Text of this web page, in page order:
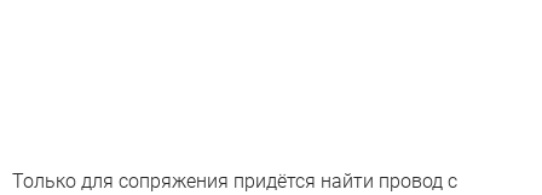
Только для сопряжения придётся найти провод с